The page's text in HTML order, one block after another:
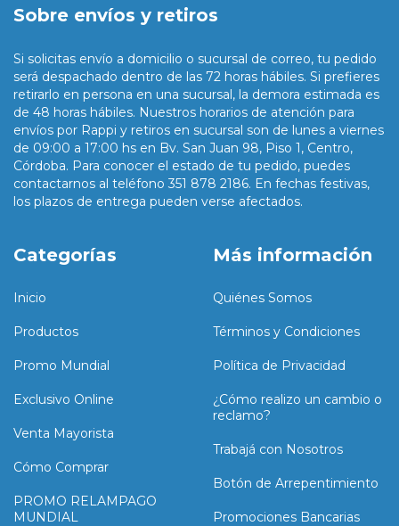
Sobre envíos y retiros
Si solicitas envío a domicilio o sucursal de correo, tu pedido
será despachado dentro de las 72 horas hábiles. Si prefieres
retirarlo en persona en una sucursal, la demora estimada es
de 48 horas hábiles. Nuestros horarios de atención para
envíos por Rappi y retiros en sucursal son de lunes a viernes
de 09:00 a 17:00 hs en Bv. San Juan 98, Piso 1, Centro,
Córdoba. Para conocer el estado de tu pedido, puedes
contactarnos al teléfono 351 878 2186. En fechas festivas,
los plazos de entrega pueden verse afectados.
Categorías
Inicio
Productos
Promo Mundial
Exclusivo Online
Venta Mayorista
Cómo Comprar
PROMO RELAMPAGO
MUNDIAL
Más información
Quiénes Somos
Términos y Condiciones
Política de Privacidad
¿Cómo realizo un cambio o
reclamo?
Trabajá con Nosotros
Botón de Arrepentimiento
Promociones Bancarias